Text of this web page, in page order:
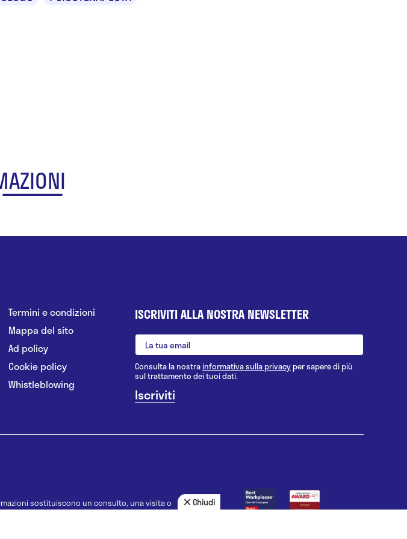
Termini e condizioni
Mappa del sito
Ad policy
Cookie policy
Whistleblowing
ISCRIVITI ALLA NOSTRA NEWSLETTER
Consulta la nostrainformativa sulla privacy per sapere di più
sul trattamento dei tuoi dati.
sostituiscono un consulto, una visita o
per la formulazione di una diagnosi, la
Chiudi